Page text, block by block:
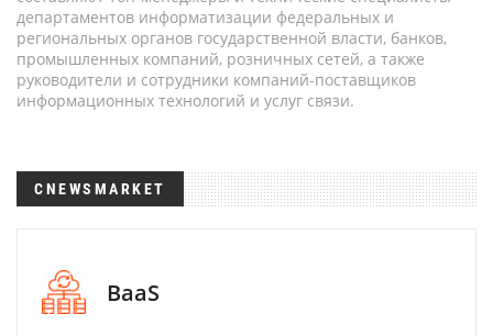
департаментов информатизации федеральных и
региональных органов государственной власти, банков,
промышленных компаний, розничных сетей, а также
руководители и сотрудники компаний-поставщиков
информационных технологий и услуг связи.
CNEWSMARKET
BaaS